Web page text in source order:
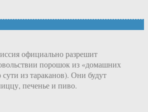
официально разрешит
порошок из «домашних
сути из тараканов). Они будут
печенье и пиво.